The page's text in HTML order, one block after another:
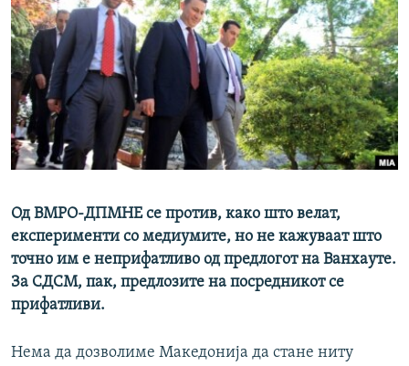
СЛЕДЕТЕ НЕ
РСЕ веб страници
Од ВМРО-ДПМНЕ се против, како што велат,
експерименти со медиумите, но не кажуваат што
точно им е неприфатливо од предлогот на Ванхауте.
За СДСМ, пак, предлозите на посредникот се
прифатливи.
Нема да дозволиме Македонија да стане ниту